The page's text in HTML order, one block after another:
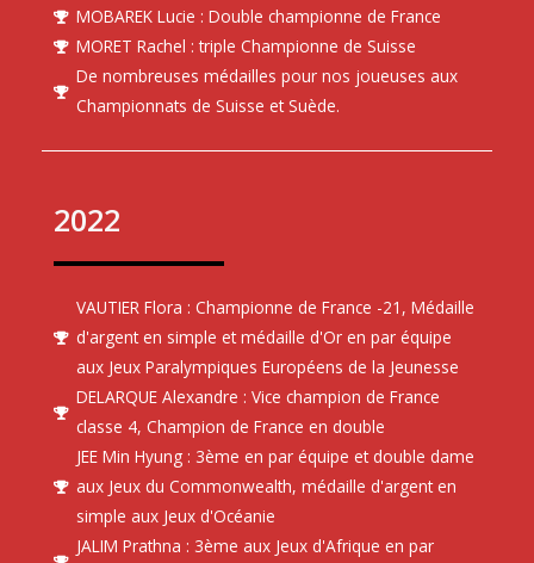
MOBAREK Lucie : Double championne de France
MORET Rachel : triple Championne de Suisse
De nombreuses médailles pour nos joueuses aux
Championnats de Suisse et Suède.
2022
VAUTIER Flora : Championne de France -21, Médaille
d'argent en simple et médaille d'Or en par équipe
aux Jeux Paralympiques Européens de la Jeunesse
DELARQUE Alexandre : Vice champion de France
classe 4, Champion de France en double
JEE Min Hyung : 3ème en par équipe et double dame
aux Jeux du Commonwealth, médaille d'argent en
simple aux Jeux d'Océanie
JALIM Prathna : 3ème aux Jeux d'Afrique en par